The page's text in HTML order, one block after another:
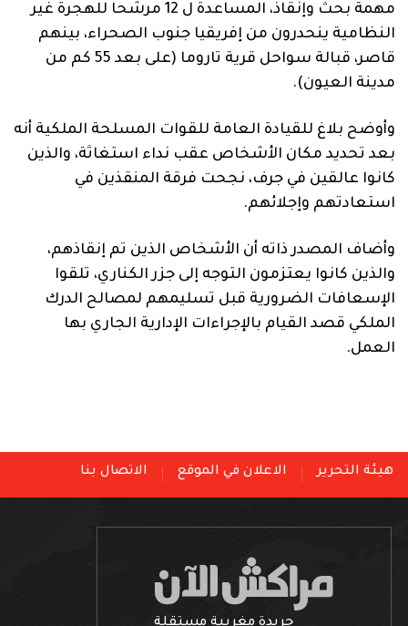
مهمة بحث وإنقاذ، المساعدة ل 12 مرشحا للهجرة غير
النظامية ينحدرون من إفريقيا جنوب الصحراء، بينهم
قاصر، قبالة سواحل قرية تاروما (على بعد 55 كم من
مدينة العيون).
وأوضح بلاغ للقيادة العامة للقوات المسلحة الملكية أنه
بعد تحديد مكان الأشخاص عقب نداء استغاثة، والذين
كانوا عالقين في جرف، نجحت فرقة المنقذين في
استعادتهم وإجلائهم.
وأضاف المصدر ذاته أن الأشخاص الذين تم إنقاذهم،
والذين كانوا يعتزمون التوجه إلى جزر الكناري، تلقوا
الإسعافات الضرورية قبل تسليمهم لمصالح الدرك
الملكي قصد القيام بالإجراءات الإدارية الجاري بها
العمل.
هيئة التحرير الاعلان في الموقع الاتصال بنا
جريدة مغربية مستقلة